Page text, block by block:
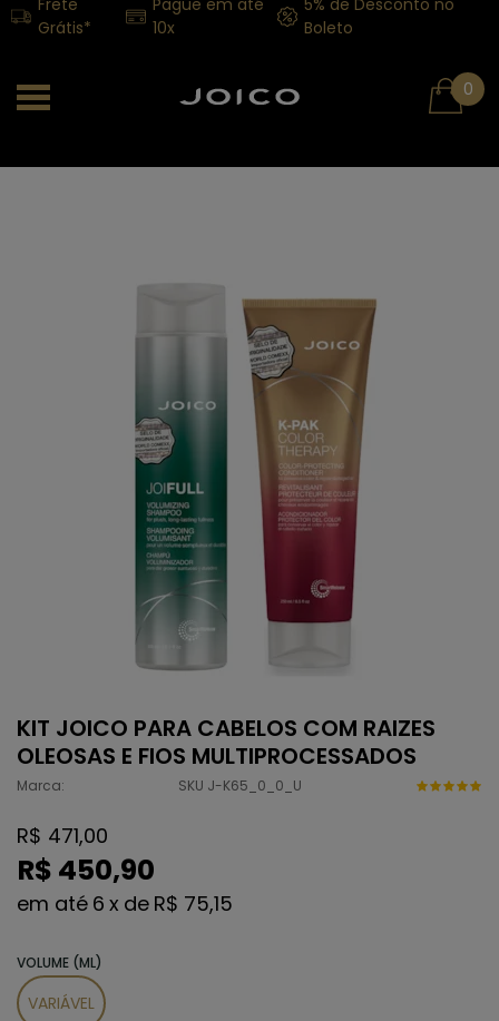
Frete
Grátis*
Pague em até
10x
5% de Desconto no
Boleto
0
KIT JOICO PARA CABELOS COM RAIZES
OLEOSAS E FIOS MULTIPROCESSADOS
Marca: SKU J-K65_0_0_U
R$ 471,00
R$ 450,90
6 x de R$ 75,15
VOLUME (ML)
VARIÁVEL